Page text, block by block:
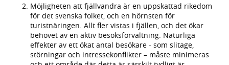
Möjligheten att fjällvandra är en uppskattad rikedom
för det svenska folket, och en hörnsten för
turistnäringen. Allt fler vistas i fjällen, och det ökar
behovet av en aktiv besöksförvaltning. Naturliga
effekter av ett ökat antal besökare - som slitage,
störningar och intressekonflikter – måste minimeras